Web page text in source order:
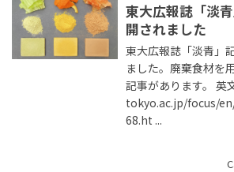
東大広報誌「淡
開されました
東大広報誌「淡青」
ました。廃棄食材を
記事があります。
tokyo.ac.jp/focus/
68.ht ...